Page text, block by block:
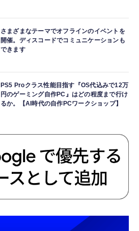
さまざまなテーマでオフラインのイベントを
開催。ディスコードでコミュニケーションも
できます
PS5 Proクラス性能目指す『OS代込みで12万
円のゲーミング自作PC』はどの程度まで行け
るか。【AI時代の自作PCワークショップ】